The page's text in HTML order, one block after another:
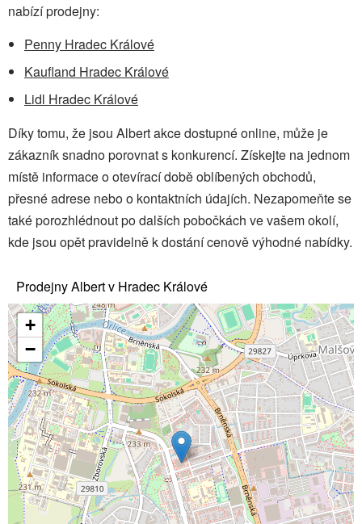
nabízí prodejny:
Penny Hradec Králové
Kaufland Hradec Králové
Lidl Hradec Králové
Díky tomu, že jsou Albert akce dostupné online, může je
zákazník snadno porovnat s konkurencí. Získejte na jednom
místě informace o otevírací době oblíbených obchodů,
přesné adrese nebo o kontaktních údajích. Nezapomeňte se
také porozhlédnout po dalších pobočkách ve vašem okolí,
kde jsou opět pravidelně k dostání cenově výhodné nabídky.
Prodejny Albert v Hradec Králové
+
−